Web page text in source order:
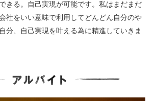
きる。自己実現が可能です。私はまだまだ
社をいい意味で利用してどんどん自分のや
分、自己実現を叶える為に精進していきま